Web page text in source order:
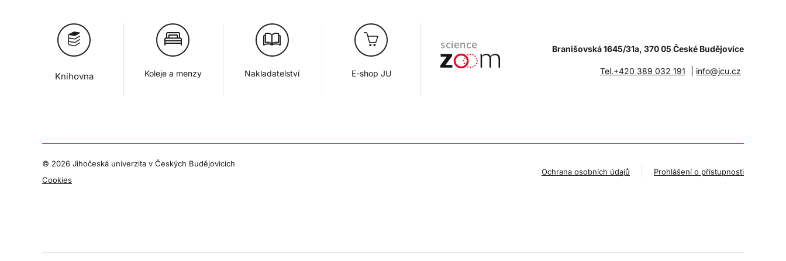
Knihovna Koleje a menzy Nakladatelství E-shop JU
Branišovská 1645/31a, 370 05 České Budějovice
Tel.+420 389 032 191 info@jcu.cz
© 2026 Jihočeská univerzita v Českých Budějovicích
Cookies
Ochrana osobních údajů Prohlášení o přístupnosti